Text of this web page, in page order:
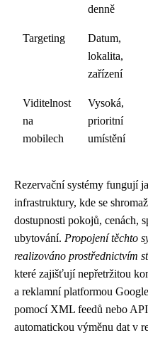
denně
Targeting
Datum,
lokalita,
zařízení
Viditelnost
na
mobilech
Vysoká,
prioritní
umístění
Rezervační systémy fungují
infrastruktury, kde se
dostupnosti pokojů, cenách,
ubytování. Propojení těchto
realizováno prostřednictvím
které zajišťují nepřetržitou
a reklamní platformou
pomocí XML feedů nebo
automatickou výměnu dat v